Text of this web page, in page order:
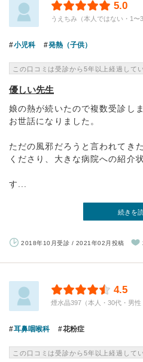
5.0
うえちみ（本人ではない・1〜
小児科 発熱（子供）
この口コミは受診から5年以上経過して
優しい先生
娘の熱が続いたので複数受診し
お世話になりました。
ただの風邪だろうと言われてき
くださり、大きな病院への紹介
す...
続きを
2018年10月受診 / 2021年02月投稿
4.5
煙水晶397（本人・30代・男性
耳鼻咽喉科 花粉症
この口コミは受診から5年以上経過して